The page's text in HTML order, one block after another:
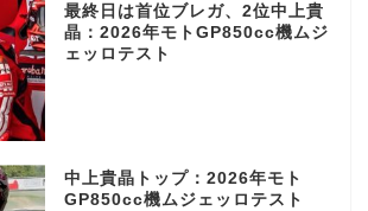
最終日は首位ブレガ、2位中上貴
晶：2026年モトGP850cc機ムジ
ェッロテスト
中上貴晶トップ：2026年モト
GP850cc機ムジェッロテスト